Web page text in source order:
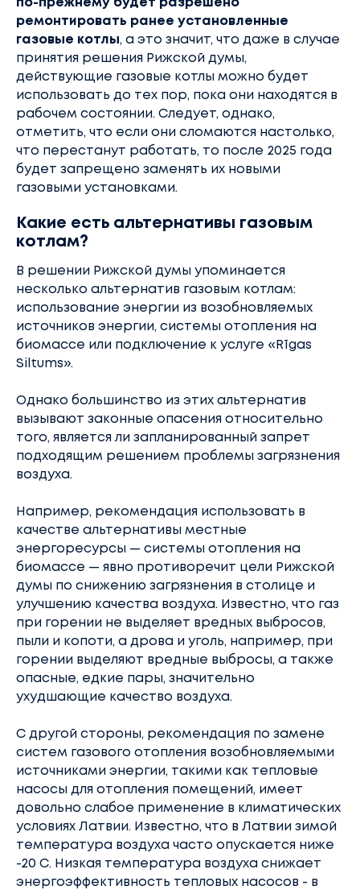
по-прежнему будет разрешено
ремонтировать ранее установленные
газовые котлы, а это значит, что даже в случае
принятия решения Рижской думы,
действующие газовые котлы можно будет
использовать до тех пор, пока они находятся в
рабочем состоянии. Следует, однако,
отметить, что если они сломаются настолько,
что перестанут работать, то после 2025 года
будет запрещено заменять их новыми
газовыми установками.
Какие есть альтернативы газовым
котлам?
В решении Рижской думы упоминается
несколько альтернатив газовым котлам:
использование энергии из возобновляемых
источников энергии, системы отопления на
биомассе или подключение к услуге «Rīgas
Siltums».
Однако большинство из этих альтернатив
вызывают законные опасения относительно
того, является ли запланированный запрет
подходящим решением проблемы загрязнения
воздуха.
Например, рекомендация использовать в
качестве альтернативы местные
энергоресурсы — системы отопления на
биомассе — явно противоречит цели Рижской
думы по снижению загрязнения в столице и
улучшению качества воздуха. Известно, что газ
при горении не выделяет вредных выбросов,
пыли и копоти, а дрова и уголь, например, при
горении выделяют вредные выбросы, а также
опасные, едкие пары, значительно
ухудшающие качество воздуха.
С другой стороны, рекомендация по замене
систем газового отопления возобновляемыми
источниками энергии, такими как тепловые
насосы для отопления помещений, имеет
довольно слабое применение в климатических
условиях Латвии. Известно, что в Латвии зимой
температура воздуха часто опускается ниже
-20 С. Низкая температура воздуха снижает
энергоэффективность тепловых насосов - в